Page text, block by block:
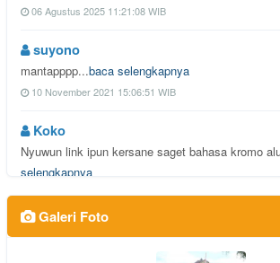
06 Agustus 2025 11:21:08 WIB
suyono
mantapppp...baca selengkapnya
10 November 2021 15:06:51 WIB
Koko
Nyuwun link ipun kersane saget bahasa kromo
selengkapnya
15 September 2021 14:50:44 WIB
Alhamdulillah berjalan dengan lancar berkat
Galeri Foto